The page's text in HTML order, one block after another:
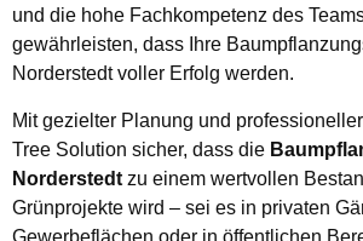
und die hohe Fachkompetenz des
gewährleisten, dass Ihre
Norderstedt voller Erfolg werden.
Mit gezielter Planung und
Tree Solution sicher, dass die
Norderstedt zu einem wertvollen
Grünprojekte wird – sei es in privaten
Gewerbeflächen oder in öffentlichen